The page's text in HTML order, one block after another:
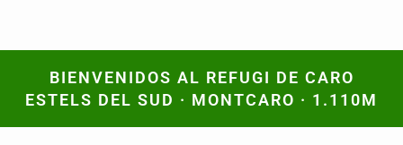
BIENVENIDOS AL REFUGI DE CARO
ESTELS DEL SUD · MONTCARO · 1.110M
BIENVENIDOS AL REFUGI DE CARO
ESTELS DEL SUD · MONTCARO · 1.110M